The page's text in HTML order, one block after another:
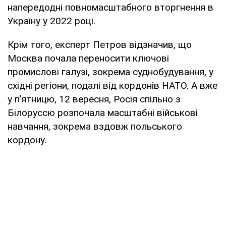
напередодні повномасштабного вторгнення в
Україну у 2022 році.
Крім того, експерт Петров відзначив, що
Москва почала переносити ключові
промислові галузі, зокрема суднобудування, у
східні регіони, подалі від кордонів НАТО. А вже
у п’ятницю, 12 вересня, Росія спільно з
Білоруссю розпочала масштабні військові
навчання, зокрема вздовж польського
кордону.